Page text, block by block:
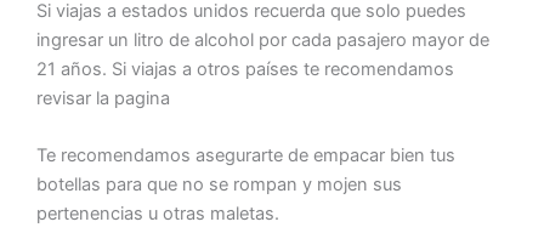
Si viajas a estados unidos recuerda que solo puedes
ingresar un litro de alcohol por cada pasajero mayor de
21 años. Si viajas a otros países te recomendamos
revisar la pagina
Te recomendamos asegurarte de empacar bien tus
botellas para que no se rompan y mojen sus
pertenencias u otras maletas.